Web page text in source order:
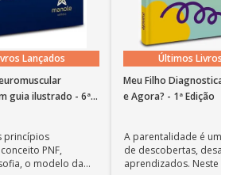
Lançados
guia ilustrado - 6ª
princípios
PNF,
o modelo da
Últimos Livros
Meu Filho
e Agora? - 1ª Edição
A parentalidade é uma
de descobertas,
aprendizados. Neste